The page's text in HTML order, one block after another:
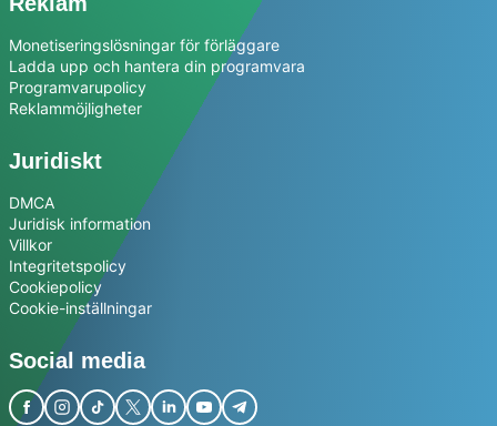
Monetiseringslösningar för förläggare
Ladda upp och hantera din programvara
Programvarupolicy
Reklammöjligheter
Juridiskt
DMCA
Juridisk information
Villkor
Integritetspolicy
Cookiepolicy
Cookie-inställningar
Social media